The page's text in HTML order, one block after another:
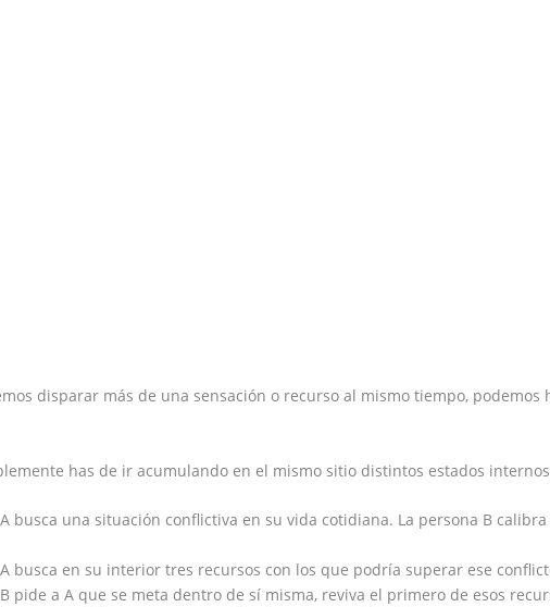
disparar más de una sensación o recurso al mismo tiempo,
has de ir acumulando en el mismo sitio distintos estados
busca una situación conflictiva en su vida cotidiana. La persona B
busca en su interior tres recursos con los que podría superar ese
pide a A que se meta dentro de sí misma, reviva el primero de esos